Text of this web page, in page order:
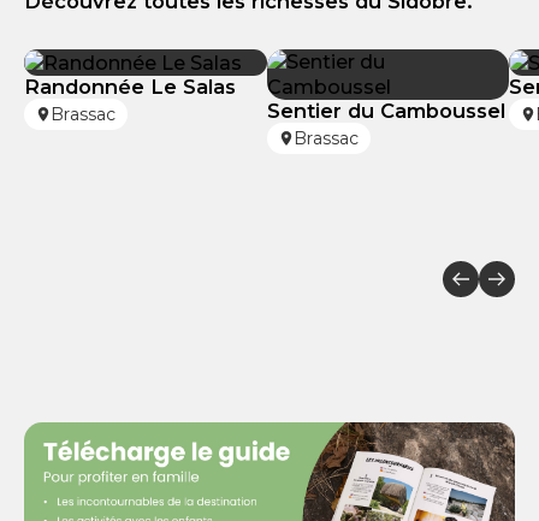
Randonnée Le Salas
Brassac Sentier du Camboussel
Brassac